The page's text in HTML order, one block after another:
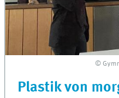
©
Plastik von